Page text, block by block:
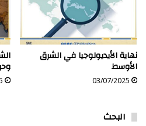
نهاية الأيديولوجيا في الشرق
الأوسط
03/07/2025
البحث